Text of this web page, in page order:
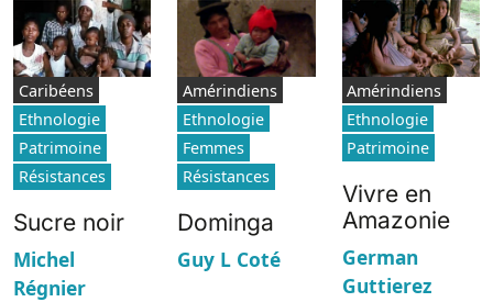
Caribéens
Ethnologie
Patrimoine
Résistances
Sucre noir
Michel
Régnier
Amérindiens
Ethnologie
Femmes
Résistances
Dominga
Guy L Coté
Amérindiens
Ethnologie
Patrimoine
Vivre en
Amazonie
German
Guttierez